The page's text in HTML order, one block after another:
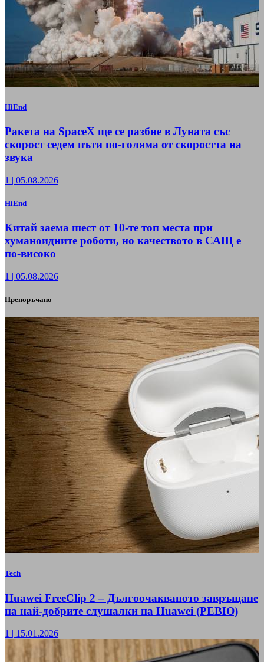
HiEnd
Ракета на SpaceX ще се разбие в Луната със
скорост седем пъти по-голяма от скоростта на
звука
1 | 05.08.2026
HiEnd
Китай заема шест от 10-те топ места при
хуманоидните роботи, но качеството в САЩ е
по-високо
1 | 05.08.2026
Препоръчано
Tech
Huawei FreeClip 2 – Дългоочакваното завръщане
на най-добрите слушалки на Huawei (РЕВЮ)
1 | 15.01.2026